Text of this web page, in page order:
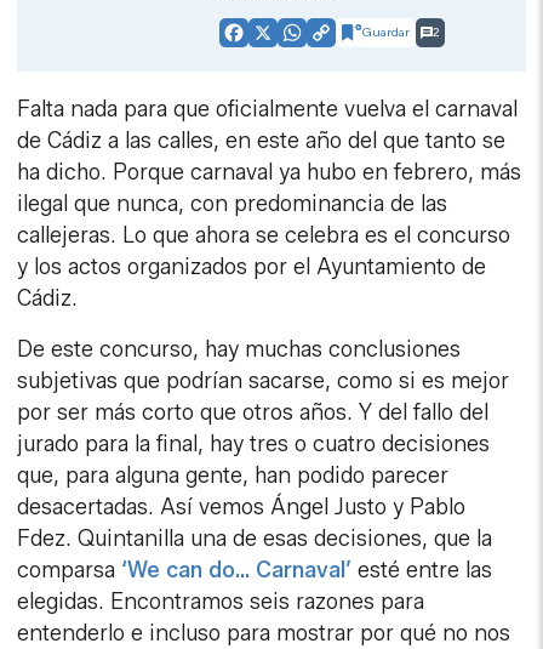
Facebook
X WhatsApp
CopyGuardar 2
Falta nada para que oficialmente vuelva el carnaval
de Cádiz a las calles, en este año del que tanto se
ha dicho. Porque carnaval ya hubo en febrero, más
ilegal que nunca, con predominancia de las
callejeras. Lo que ahora se celebra es el concurso
y los actos organizados por el Ayuntamiento de
Cádiz.
De este concurso, hay muchas conclusiones
subjetivas que podrían sacarse, como si es mejor
por ser más corto que otros años. Y del fallo del
jurado para la final, hay tres o cuatro decisiones
que, para alguna gente, han podido parecer
desacertadas. Así vemos Ángel Justo y Pablo
Fdez. Quintanilla una de esas decisiones, que la
comparsa ‘We can do… Carnaval’ esté entre las
elegidas. Encontramos seis razones para
entenderlo e incluso para mostrar por qué no nos